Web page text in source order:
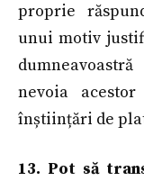
proprie
unui motiv
nevoia
înștiințări de
13. Pot să